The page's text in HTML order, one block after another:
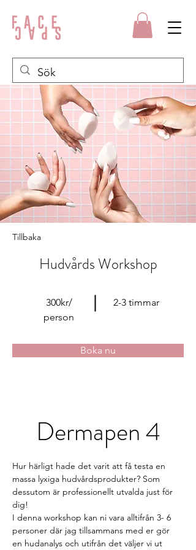
Tillbaka
Hudvårds Workshop
300kr/
person
2-3 timmar
Boka nu
Dermapen 4
Hur härligt hade det varit att få testa en
massa lyxiga hudvårdsprodukter? Som
dessutom är professionellt utvalda just för
dig!
I denna workshop kan ni vara alltifrån 3- 6
personer där jag tillsammans med er gör
en hudanalys och utifrån det väljer vi ut